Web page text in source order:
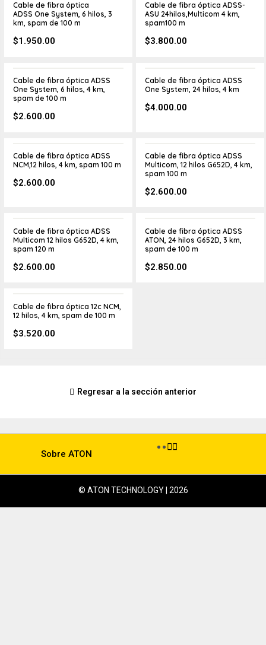
Cable de fibra óptica
ADSS One System, 6 hilos, 3
km, spam de 100 m
$1.950.00
Cable de fibra óptica ADSS-
ASU 24hilos,Multicom 4 km,
spam100 m
$3.800.00
Cable de fibra óptica ADSS
One System, 6 hilos, 4 km,
spam de 100 m
$2.600.00
Cable de fibra óptica ADSS
One System, 24 hilos, 4 km
$4.000.00
Cable de fibra óptica ADSS
NCM,12 hilos, 4 km, spam 100 m
$2.600.00
Cable de fibra óptica ADSS
Multicom, 12 hilos G652D, 4 km,
spam 100 m
$2.600.00
Cable de fibra óptica ADSS
Multicom 12 hilos G652D, 4 km,
spam 120 m
$2.600.00
Cable de fibra óptica ADSS
ATON, 24 hilos G652D, 3 km,
spam de 100 m
$2.850.00
Cable de fibra óptica 12c NCM,
12 hilos, 4 km, spam de 100 m
$3.520.00
Regresar a la sección anterior
Sobre ATON
© ATON TECHNOLOGY | 2026